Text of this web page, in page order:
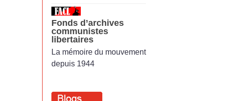
Fonds d’archives
communistes
libertaires
La mémoire du mouvement
depuis 1944